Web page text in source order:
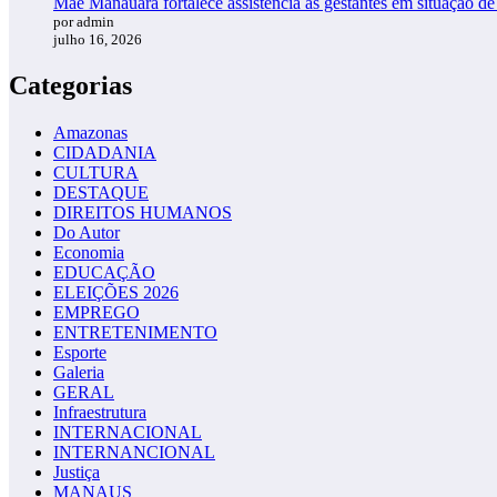
por admin
julho 16, 2026
Categorias
Amazonas
CIDADANIA
CULTURA
DESTAQUE
DIREITOS HUMANOS
Do Autor
Economia
EDUCAÇÃO
ELEIÇÕES 2026
EMPREGO
ENTRETENIMENTO
Esporte
Galeria
GERAL
Infraestrutura
INTERNACIONAL
INTERNANCIONAL
Justiça
MANAUS